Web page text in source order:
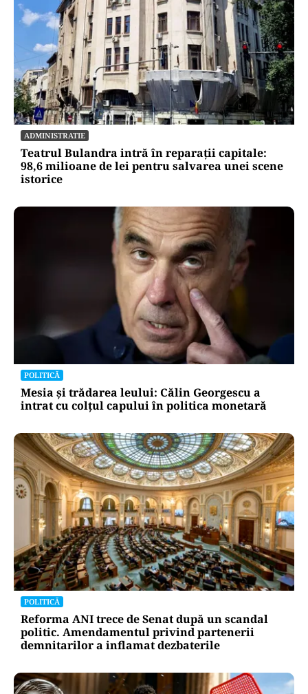
ADMINISTRATIE
Teatrul Bulandra intră în reparații capitale:
98,6 milioane de lei pentru salvarea unei scene
istorice
POLITICĂ
Mesia și trădarea leului: Călin Georgescu a
intrat cu colțul capului în politica monetară
POLITICĂ
Reforma ANI trece de Senat după un scandal
politic. Amendamentul privind partenerii
demnitarilor a inflamat dezbaterile